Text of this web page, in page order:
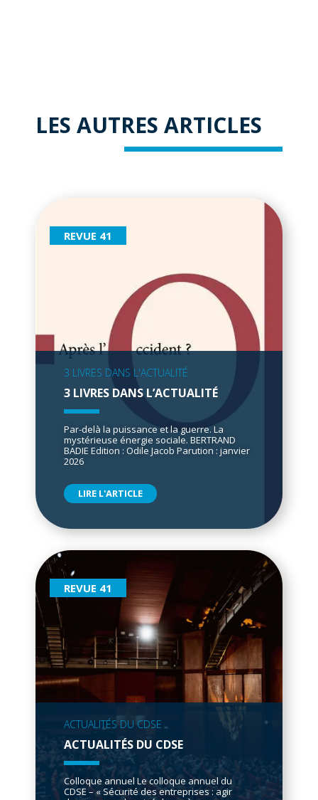
LES AUTRES ARTICLES
REVUE 41
3 LIVRES DANS L'ACTUALITÉ
3 LIVRES DANS L’ACTUALITÉ
Par-delà la puissance et la guerre. La
mystérieuse énergie sociale. BERTRAND
BADIE Edition : Odile Jacob Parution : janvier
2026
LIRE L'ARTICLE
REVUE 41
ACTUALITÉS DU CDSE
ACTUALITÉS DU CDSE
Colloque annuel Le colloque annuel du
CDSE – « Sécurité des entreprises : agir